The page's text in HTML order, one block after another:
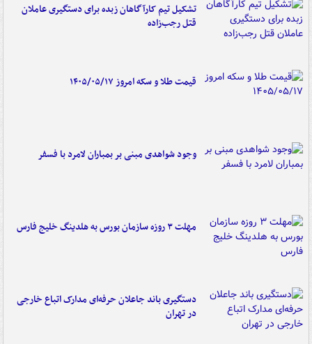
تشکیل تیم کارآگاهان زبده برای دستگیری عاملان
قتل رجب‌زاده
قیمت طلا و سکه امروز ۱۴۰۵/۰۵/۱۷
وجود شواهدی مبنی بر بمباران لامرد با فسفر
مهلت ۳ روزه سازمان بورس به هلدینگ خلیج فارس
دستگیری باند جاعلان حرفه‌ای مدارک اتباع خارجی
در تهران